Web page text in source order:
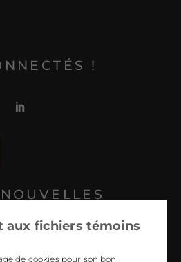
!
2025
aux fichiers témoins
de cookies pour son bon